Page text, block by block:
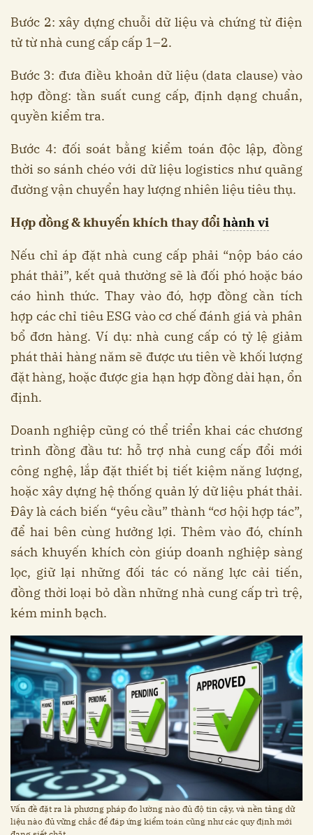
Bước 2: xây dựng chuỗi dữ liệu và chứng từ điện
tử từ nhà cung cấp cấp 1–2.
Bước 3: đưa điều khoản dữ liệu (data clause) vào
hợp đồng: tần suất cung cấp, định dạng chuẩn,
quyền kiểm tra.
Bước 4: đối soát bằng kiểm toán độc lập, đồng
thời so sánh chéo với dữ liệu logistics như quãng
đường vận chuyển hay lượng nhiên liệu tiêu thụ.
Hợp đồng & khuyến khích thay đổihành vi
Nếu chỉ áp đặt nhà cung cấp phải “nộp báo cáo
phát thải”, kết quả thường sẽ là đối phó hoặc báo
cáo hình thức. Thay vào đó, hợp đồng cần tích
hợp các chỉ tiêu ESG vào cơ chế đánh giá và phân
bổ đơn hàng. Ví dụ: nhà cung cấp có tỷ lệ giảm
phát thải hàng năm sẽ được ưu tiên về khối lượng
đặt hàng, hoặc được gia hạn hợp đồng dài hạn, ổn
định.
Doanh nghiệp cũng có thể triển khai các chương
trình đồng đầu tư: hỗ trợ nhà cung cấp đổi mới
công nghệ, lắp đặt thiết bị tiết kiệm năng lượng,
hoặc xây dựng hệ thống quản lý dữ liệu phát thải.
Đây là cách biến “yêu cầu” thành “cơ hội hợp tác”,
để hai bên cùng hưởng lợi. Thêm vào đó, chính
sách khuyến khích còn giúp doanh nghiệp sàng
lọc, giữ lại những đối tác có năng lực cải tiến,
đồng thời loại bỏ dần những nhà cung cấp trì trệ,
kém minh bạch.
Vấn đề đặt ra là phương pháp đo lường nào đủ độ tin cậy, và nền tảng dữ
liệu nào đủ vững chắc để đáp ứng kiểm toán cũng như các quy định mới